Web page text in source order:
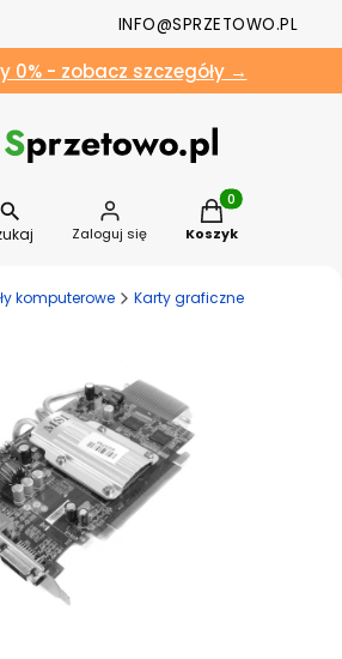
INFO@SPRZETOWO.PL
0% - zobacz szczegóły →
Zaloguj się
Produkty w
Koszyk
komputerowe Karty graficzne